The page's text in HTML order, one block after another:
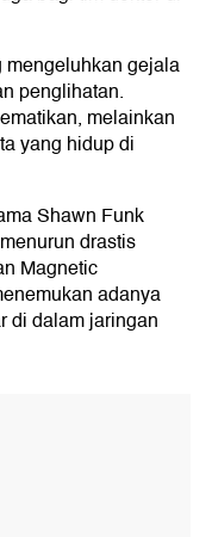
gejala
penglihatan.
melainkan
yang hidup di
Shawn Funk
drastis
Magnetic
adanya
di dalam jaringan